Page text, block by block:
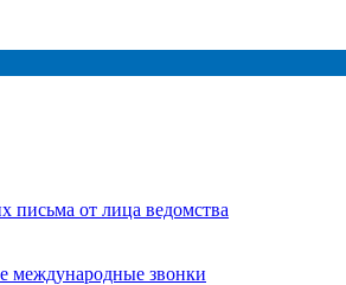
письма от лица ведомства
международные звонки